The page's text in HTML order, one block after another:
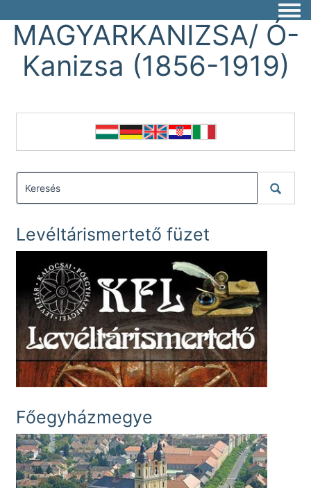
MAGYARKANIZSA/ Ó-
Kanizsa (1856-1919)
Levéltárismertető füzet
Főegyházmegye